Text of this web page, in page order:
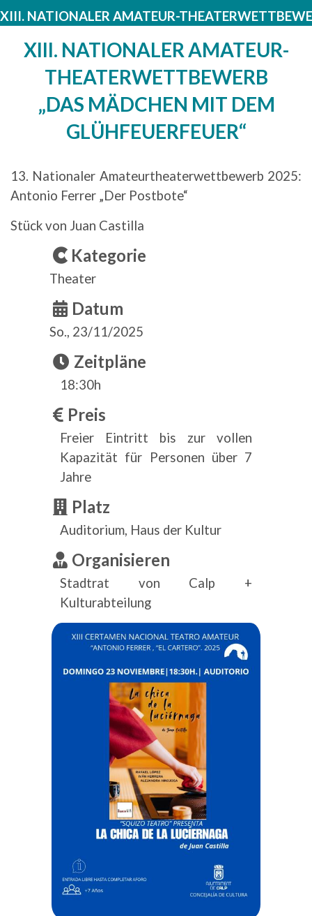
XIII. NATIONALER AMATEUR-
XIII. NATIONALER AMATEUR-
THEATERWETTBEWERB
„DAS MÄDCHEN MIT DEM
GLÜHFEUERFEUER“
13. Nationaler Amateurtheaterwettbewerb 2025:
Antonio Ferrer „Der Postbote“
Stück von Juan Castilla
Kategorie
Theater
Datum
So., 23/11/2025
Zeitpläne
18:30h
Preis
Freier Eintritt bis zur vollen
Kapazität für Personen über 7
Jahre
Platz
Auditorium, Haus der Kultur
Organisieren
Stadtrat von Calp +
Kulturabteilung